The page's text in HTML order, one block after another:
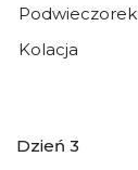
Podwieczorek
Kolacja
Dzień 3